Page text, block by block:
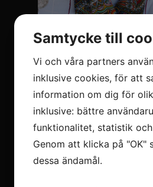
Mina favoritmotiv är natur
gärna oväder och dimma.
motivval från det avlägsna
detaljerade nära
åren har det blivit en hel
Samtycke till
Vi och våra partners
inklusive cookies, för att
information om dig för
inklusive: bättre
funktionalitet, statistik
Genom att klicka på "OK"
dessa ändamål.